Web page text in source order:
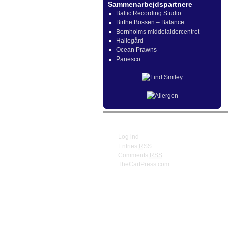
Sammenarbejdspartnere
Baltic Recording Studio
Birthe Bossen – Balance
Bornholms middelaldercentret
Hallegård
Ocean Prawns
Panesco
Log ind
Entries RSS
Comments RSS
TheCartPress.com